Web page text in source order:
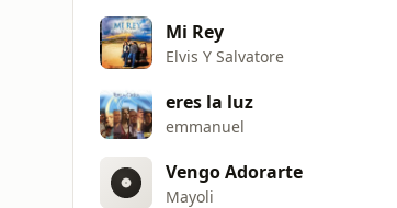
Mi Rey
Elvis Y Salvatore
eres la luz
emmanuel
Vengo Adorarte
Mayoli